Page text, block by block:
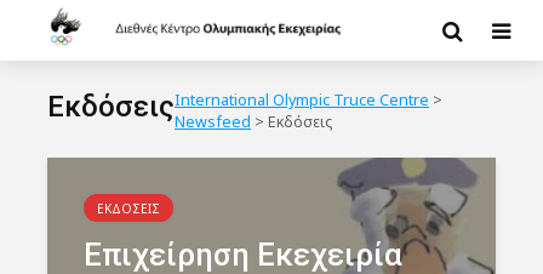
ΕκδόσειςInternational Olympic Truce Centre >
Newsfeed > Εκδόσεις
ΕΚΔΟΣΕΙΣ
Επιχείρηση Εκεχειρία